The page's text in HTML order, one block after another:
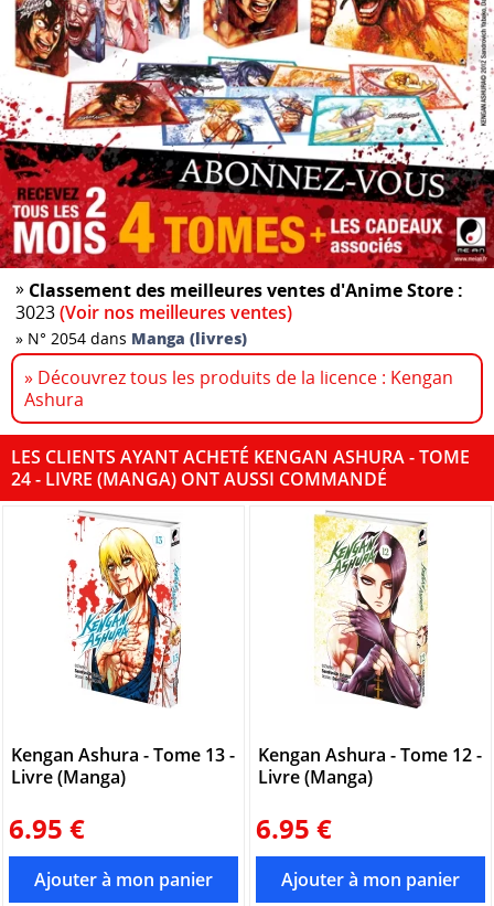
» Classement des meilleures ventes d'Anime Store :
3023(Voir nos meilleures ventes)
» N° 2054 dans Manga (livres)
» Découvrez tous les produits de la licence : Kengan
Ashura
LES CLIENTS AYANT ACHETÉ KENGAN ASHURA - TOME
24 - LIVRE (MANGA) ONT AUSSI COMMANDÉ
Kengan Ashura - Tome 13 -
Livre (Manga)
6.95 €
Kengan Ashura - Tome 12 -
Livre (Manga)
6.95 €